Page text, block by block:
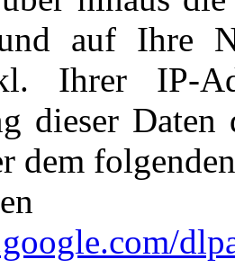
auf Ihre
Ihrer IP-
dieser
dem